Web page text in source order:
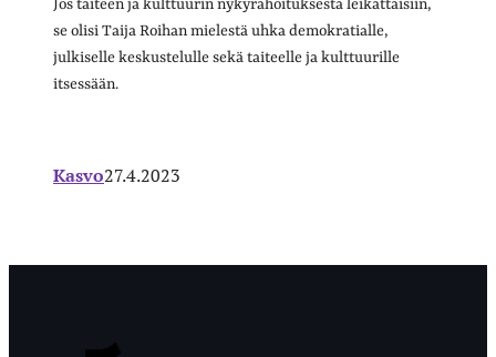
Jos taiteen ja kulttuurin nykyrahoituksesta leikattaisiin,
se olisi Taija Roihan mielestä uhka demokratialle,
julkiselle keskustelulle sekä taiteelle ja kulttuurille
itsessään.
Kasvo27.4.2023